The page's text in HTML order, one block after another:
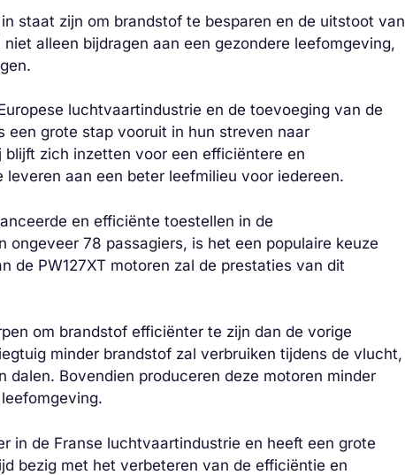
staat zijn om brandstof te besparen en de uitstoot van
alleen bijdragen aan een gezondere leefomgeving,
luchtvaartindustrie en de toevoeging van de
een grote stap vooruit in hun streven naar
zich inzetten voor een efficiëntere en
aan een beter leefmilieu voor iedereen.
en efficiënte toestellen in de
78 passagiers, is het een populaire keuze
de PW127XT motoren zal de prestaties van dit
om brandstof efficiënter te zijn dan de vorige
minder brandstof zal verbruiken tijdens de vlucht,
Bovendien produceren deze motoren minder
in de Franse luchtvaartindustrie en heeft een grote
bezig met het verbeteren van de efficiëntie en